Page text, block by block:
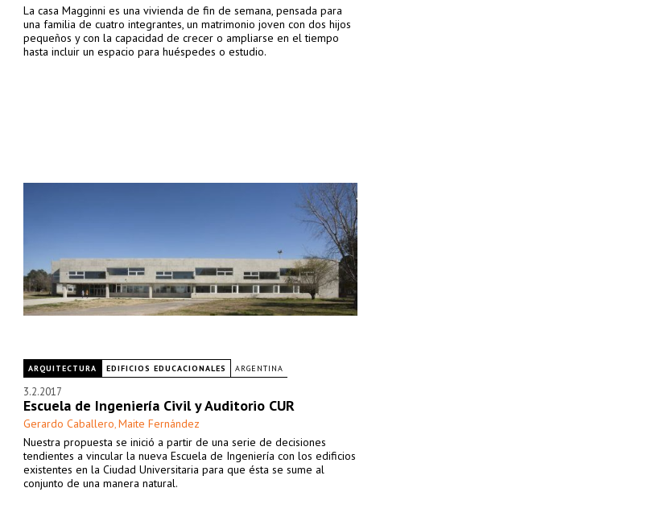
La casa Magginni es una vivienda de fin de semana, pensada para
una familia de cuatro integrantes, un matrimonio joven con dos hijos
pequeños y con la capacidad de crecer o ampliarse en el tiempo
hasta incluir un espacio para huéspedes o estudio.
ARQUITECTURA EDIFICIOS EDUCACIONALES ARGENTINA
3.2.2017
Escuela de Ingeniería Civil y Auditorio CUR
Gerardo Caballero, Maite Fernández
Nuestra propuesta se inició a partir de una serie de decisiones
tendientes a vincular la nueva Escuela de Ingeniería con los edificios
existentes en la Ciudad Universitaria para que ésta se sume al
conjunto de una manera natural.